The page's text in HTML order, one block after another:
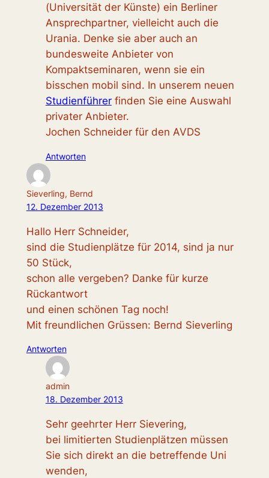
(Universität der Künste) ein Berliner
Ansprechpartner, vielleicht auch die
Urania. Denke sie aber auch an
bundesweite Anbieter von
Kompaktseminaren, wenn sie ein
bisschen mobil sind. In unserem neuen
Studienführerfinden Sie eine Auswahl
privater Anbieter.
Jochen Schneider für den AVDS
Antworten
Sieverling, Bernd
12. Dezember 2013
Hallo Herr Schneider,
sind die Studienplätze für 2014, sind ja nur
50 Stück,
schon alle vergeben? Danke für kurze
Rückantwort
und einen schönen Tag noch!
Mit freundlichen Grüssen: Bernd Sieverling
Antworten
admin
18. Dezember 2013
Sehr geehrter Herr Sievering,
bei limitierten Studienplätzen müssen
Sie sich direkt an die betreffende Uni
wenden,